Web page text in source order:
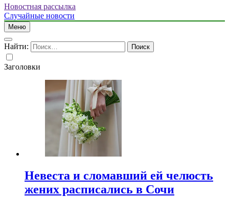
Новостная рассылка
Случайные новости
Меню
Найти:
Заголовки
Невеста и сломавший ей челюсть
жених расписались в Сочи